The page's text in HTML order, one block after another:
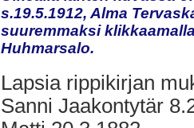
s.19.5.1912, Alma
suuremmaksi
Huhmarsalo.
Lapsia rippikirjan
Sanni Jaakontytär